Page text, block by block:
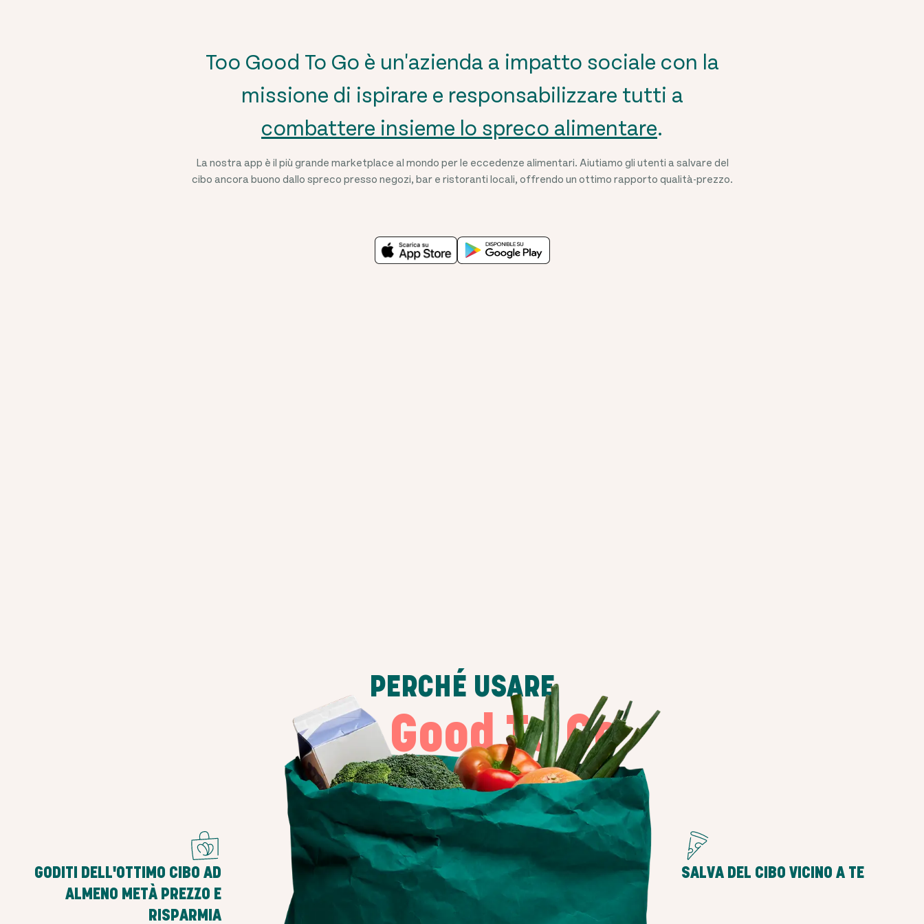
Too Good To Go è un'azienda a impatto sociale con la
missione di ispirare e responsabilizzare tutti a
combattere insieme lo spreco alimentare.
La nostra app è il più grande marketplace al mondo per le eccedenze alimentari. Aiutiamo gli utenti a salvare del
cibo ancora buono dallo spreco presso negozi, bar e ristoranti locali, offrendo un ottimo rapporto qualità-prezzo.
PERCHÉ USARE
Too Good To Go
GODITI DELL'OTTIMO CIBO AD
ALMENO METÀ PREZZO E
RISPARMIA
SALVA DEL CIBO VICINO A TE